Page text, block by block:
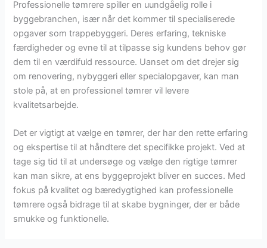
Professionelle tømrere spiller en uundgåelig rolle i
byggebranchen, især når det kommer til specialiserede
opgaver som trappebyggeri. Deres erfaring, tekniske
færdigheder og evne til at tilpasse sig kundens behov gør
dem til en værdifuld ressource. Uanset om det drejer sig
om renovering, nybyggeri eller specialopgaver, kan man
stole på, at en professionel tømrer vil levere
kvalitetsarbejde.
Det er vigtigt at vælge en tømrer, der har den rette erfaring
og ekspertise til at håndtere det specifikke projekt. Ved at
tage sig tid til at undersøge og vælge den rigtige tømrer
kan man sikre, at ens byggeprojekt bliver en succes. Med
fokus på kvalitet og bæredygtighed kan professionelle
tømrere også bidrage til at skabe bygninger, der er både
smukke og funktionelle.